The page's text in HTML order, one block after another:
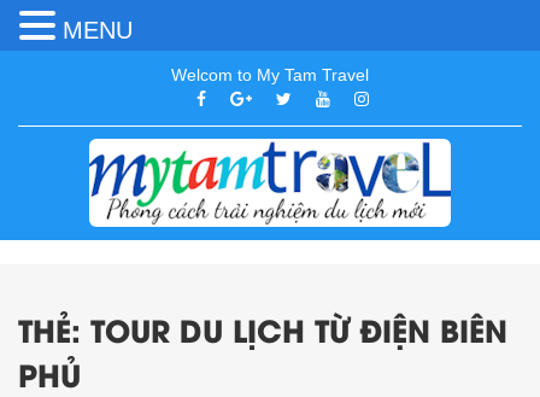
Welcom to My Tam Travel
THẺ: TOUR DU LỊCH TỪ ĐIỆN BIÊN
PHỦ
MENU